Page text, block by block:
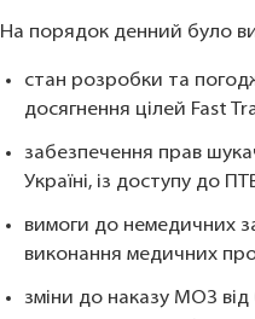
На порядок денний було
стан розробки та
досягнення цілей Fast
забезпечення прав
Україні, із доступу до
вимоги до немедичних
виконання медичних
зміни до наказу МОЗ